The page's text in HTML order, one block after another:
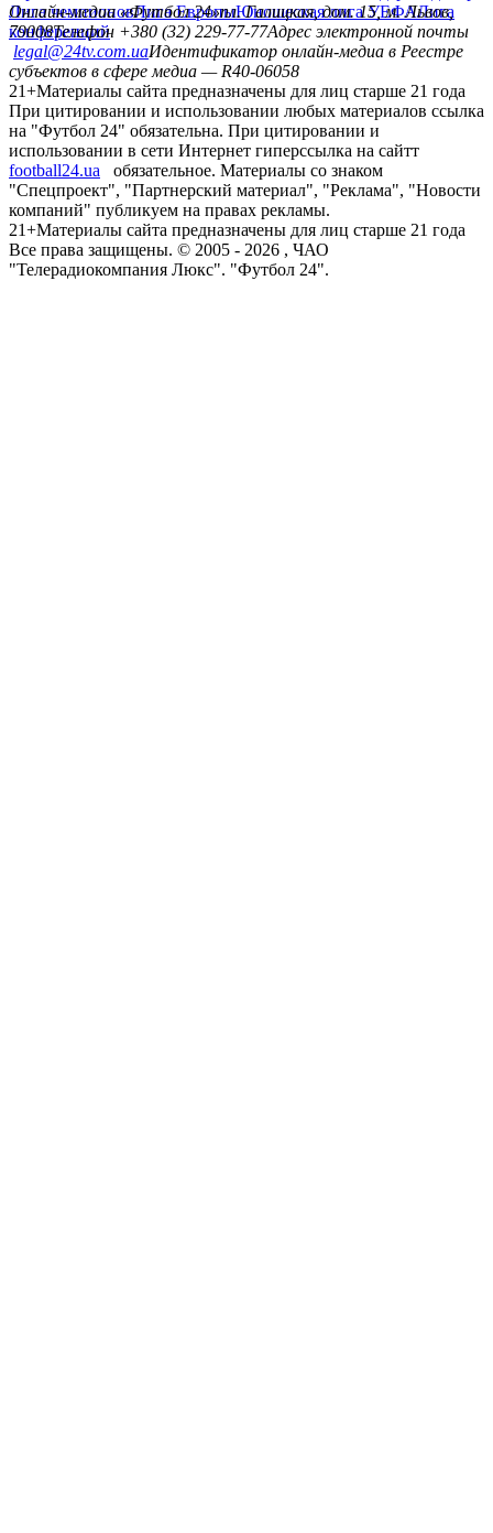
Лига чемпионовЛига ЕвропыЮношеская лига УЕФАЛига
конференций
Онлайн-медиа «Футбол 24»пл. Галицкая, дом. 15, м. Львов,
79008Телефон +380 (32) 229-77-77Адрес электронной почты
legal@24tv.com.uaИдентификатор онлайн-медиа в Реестре
субъектов в сфере медиа — R40-06058
21+Материалы сайта предназначены для лиц старше 21 года
При цитировании и использовании любых материалов ссылка
на "Футбол 24" обязательна. При цитировании и
использовании в сети Интернет гиперссылка на сайтт
football24.ua
обязательное. Материалы со знаком
"Спецпроект", "Партнерский материал", "Реклама", "Новости
компаний" публикуем на правах рекламы.
21+Материалы сайта предназначены для лиц старше 21 года
Все права защищены. © 2005 - 2026 , ЧАО
"Телерадиокомпания Люкс". "Футбол 24".